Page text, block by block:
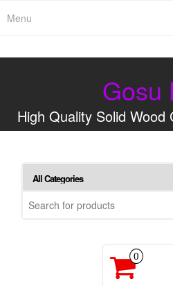
Menu
Gosu
High Quality Solid
0